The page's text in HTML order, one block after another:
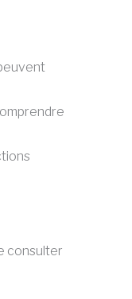
consulter